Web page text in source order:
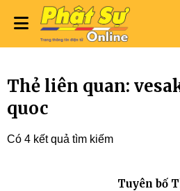
Thẻ liên quan:
quoc
Có 4 kết quả tìm kiếm
Tuyên bố